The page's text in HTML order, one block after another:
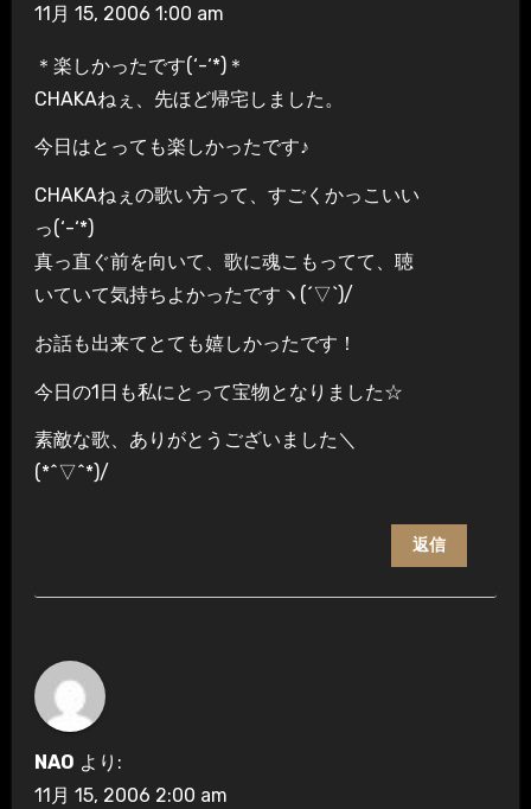
11月 15, 2006 1:00 am
＊楽しかったです(‘-‘*)＊
CHAKAねぇ、先ほど帰宅しました。
今日はとっても楽しかったです♪
CHAKAねぇの歌い方って、すごくかっこいい
っ(‘-‘*)
真っ直ぐ前を向いて、歌に魂こもってて、聴
いていて気持ちよかったですヽ(´▽`)/
お話も出来てとても嬉しかったです！
今日の1日も私にとって宝物となりました☆
素敵な歌、ありがとうございました＼
(*^▽^*)/
返信
NAO より:
11月 15, 2006 2:00 am